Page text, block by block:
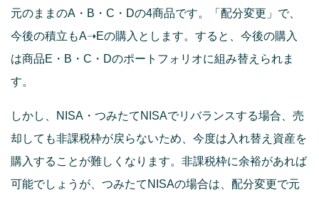
元のままのA・B・C・Dの4商品です。「配分変更」で、
今後の積立もA➝Eの購入とします。すると、今後の購入
は商品E・B・C・Dのポートフォリオに組み替えられま
す。
しかし、NISA・つみたてNISAでリバランスする場合、売
却しても非課税枠が戻らないため、今度は入れ替え資産を
購入することが難しくなります。非課税枠に余裕があれば
可能でしょうが、つみたてNISAの場合は、配分変更で元